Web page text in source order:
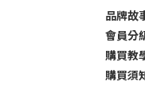
品牌故
會員分
購買教
購買須